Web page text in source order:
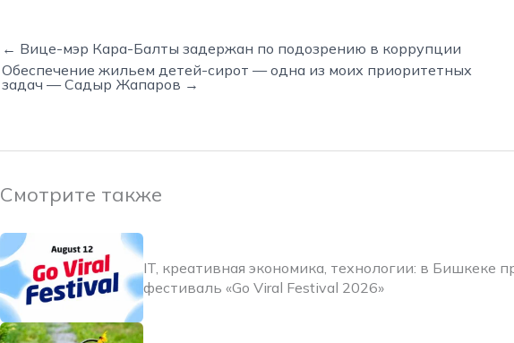
← Вице-мэр Кара-Балты задержан по подозрению в коррупции
Обеспечение жильем детей-сирот — одна из моих приоритетных
задач — Садыр Жапаров →
Смотрите также
IT, креативная экономика, технологии: в Бишкеке
фестиваль «Go Viral Festival 2026»